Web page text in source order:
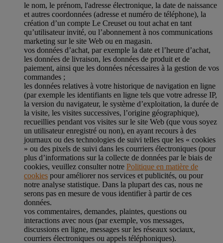
le nom, le prénom, l'adresse électronique, la date de naissance
et autres coordonnées (adresse et numéro de téléphone), la
création d’un compte Le Creuset ou tout achat en tant
qu’utilisateur invité, ou l’abonnement à nos communications
marketing sur le site Web ou en magasin.
vos données d’achat, par exemple la date et l’heure d’achat,
les données de livraison, les données de produit et de
paiement, ainsi que les données nécessaires à la gestion de vos
commandes ;
les données relatives à votre historique de navigation en ligne
(par exemple les identifiants en ligne tels que votre adresse IP,
la version du navigateur, le système d’exploitation, la durée de
la visite, les visites successives, l’origine géographique),
recueillies pendant vos visites sur le site Web (que vous soyez
un utilisateur enregistré ou non), en ayant recours à des
journaux ou des technologies de suivi telles que les « cookies
» ou des pixels de suivi dans les courriers électroniques (pour
plus d’informations sur la collecte de données par le biais de
cookies, veuillez consulter notre Politique en matière de
cookies pour améliorer nos services et publicités, ou pour
notre analyse statistique. Dans la plupart des cas, nous ne
serons pas en mesure de vous identifier à partir de ces
données.
vos commentaires, demandes, plaintes, questions ou
interactions avec nous (par exemple, vos messages,
discussions en ligne, messages sur les réseaux sociaux,
courriers électroniques ou appels téléphoniques).